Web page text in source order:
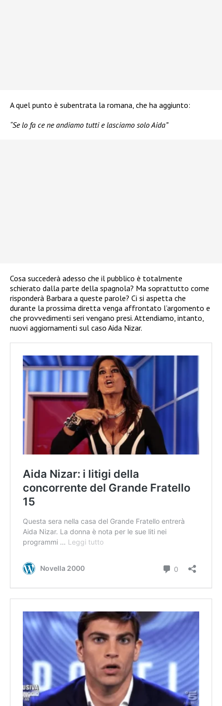
A quel punto è subentrata la romana, che ha aggiunto:
“Se lo fa ce ne andiamo tutti e lasciamo solo Aida”
Cosa succederà adesso che il pubblico è totalmente
schierato dalla parte della spagnola? Ma soprattutto come
risponderà Barbara a queste parole? Ci si aspetta che
durante la prossima diretta venga affrontato l’argomento e
che provvedimenti seri vengano presi. Attendiamo, intanto,
nuovi aggiornamenti sul caso Aida Nizar.